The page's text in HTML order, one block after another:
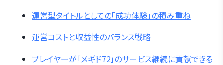
運営型タイトルとしての「成功体験」の積み重ね
運営コストと収益性のバランス戦略
プレイヤーが「メギド72」のサービス継続に貢献できる